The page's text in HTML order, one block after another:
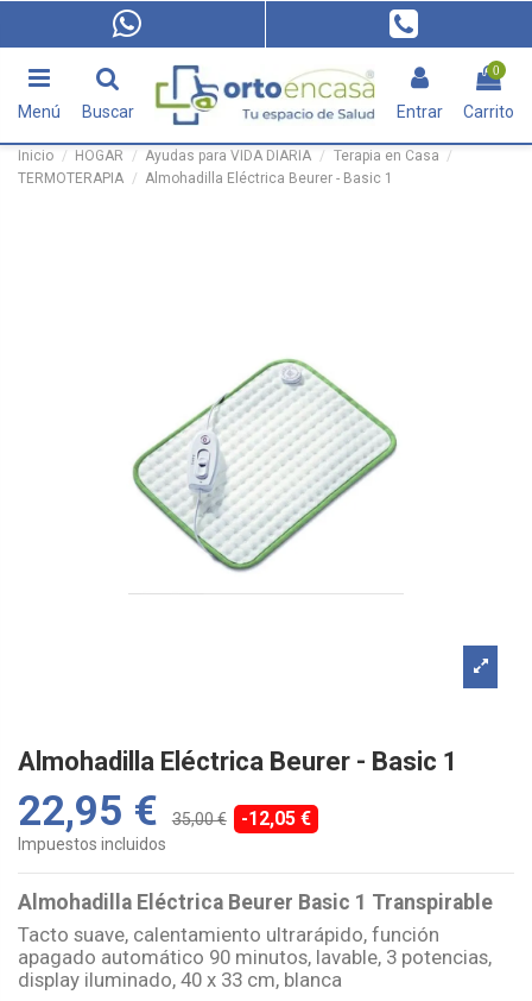
Menú Buscar Entrar
0
Carrito
Inicio HOGAR Ayudas para VIDA DIARIA
Terapia en Casa
TERMOTERAPIA
Almohadilla Eléctrica Beurer - Basic 1
Almohadilla Eléctrica Beurer - Basic 1
22,95 € 35,00 € -12,05 €
Impuestos incluidos
Almohadilla Eléctrica Beurer Basic 1 Transpirable
Tacto suave, calentamiento ultrarápido, función
apagado automático 90 minutos, lavable, 3 potencias,
display iluminado, 40 x 33 cm, blanca